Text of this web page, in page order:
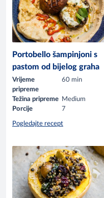
Portobello šampinjoni s
pastom od bijelog graha
Vrijeme
pripreme
60 min
Težina pripreme
Medium
Porcije
7
Pogledajte recept